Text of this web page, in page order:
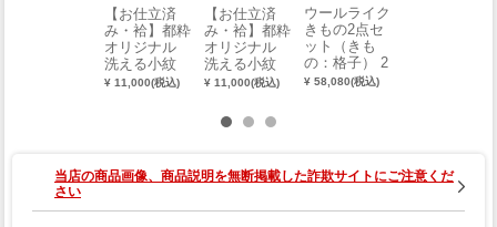
【お仕立済
み・袷】都粋
オリジナル
洗える小紋
（南天：ブラ
¥ 11,000(税込)
【お仕立済
み・袷】都粋
オリジナル
洗える小紋
（七転び八起
ュ）（M・
L） 0018-007
¥ 11,000(税込)
ウールライク
きもの2点セ
ット（きも
の：格子） 2
221-00012-B-
¥ 58,080(税込)
当店の商品画像、商品説明を無断掲載した詐欺サイトにご注意くだ
さい